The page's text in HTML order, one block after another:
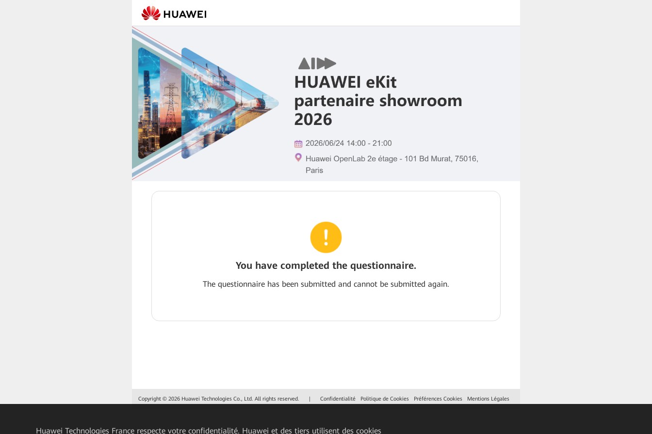
You have completed the questionnaire.
The questionnaire has been submitted and cannot be submitted again.
Copyright © 2026 Huawei Technologies Co., Ltd. All rights reserved. | Confidentialité Politique de Cookies Préférences Cookies Mentions Légales
Huawei Technologies Francerespecte votre confidentialité. Huawei et des tiers utilisent des cookies